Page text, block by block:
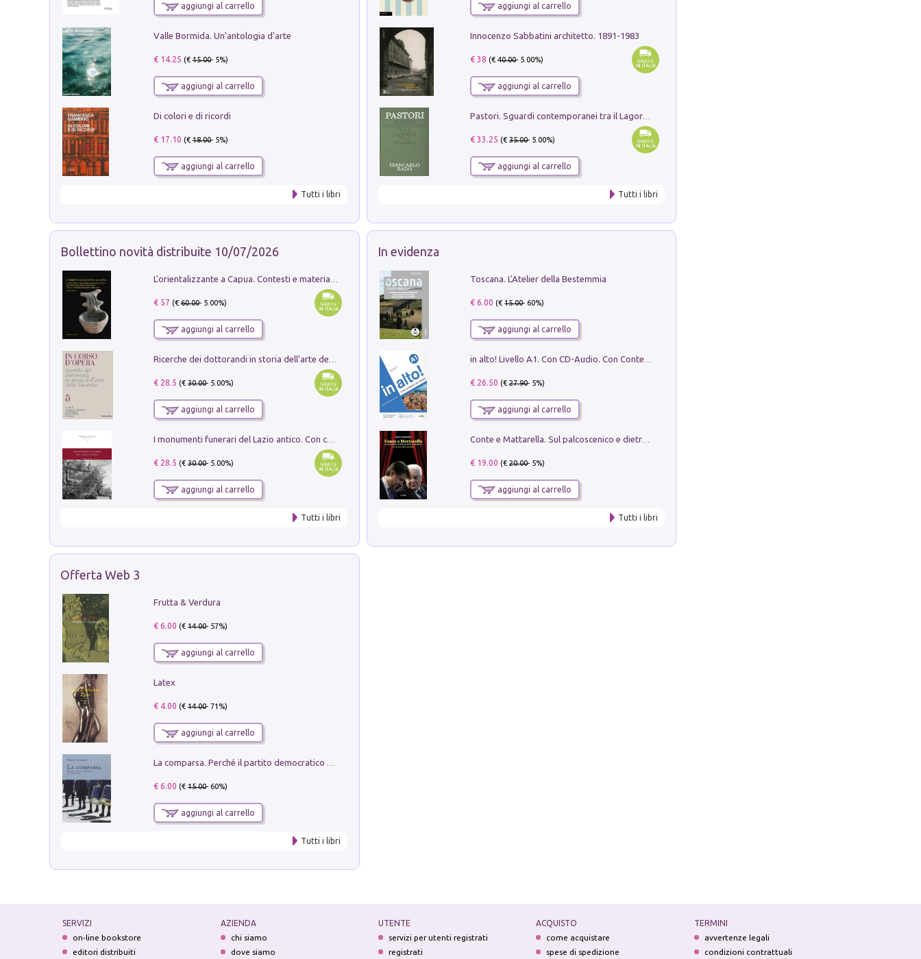
aggiungi al carrello
Valle Bormida. Un'antologia d'arte
€ 14.25 (€15.00- 5%)
aggiungi al carrello
Di colori e di ricordi
€ 17.10 (€18.00- 5%)
aggiungi al carrello
Tutti i libri
aggiungi al carrello
Innocenzo Sabbatini architetto. 1891-1983
€ 38 (€40.00- 5.00%)
aggiungi al carrello
€ 33.25 (€35.00- 5.00%)
aggiungi al carrello
Tutti i libri
Bollettino novità distribuite 10/07/2026
€ 57 (€60.00- 5.00%)
aggiungi al carrello
€ 28.5 (€30.00- 5.00%)
aggiungi al carrello
I monumenti funerari del Lazio antico. Con cartella con tavole
€ 28.5 (€30.00- 5.00%)
aggiungi al carrello
Tutti i libri
In evidenza
Toscana. L'Atelier della Bestemmia
€ 6.00 (€15.00- 60%)
aggiungi al carrello
€ 26.50 (€27.90- 5%)
aggiungi al carrello
€ 19.00 (€20.00- 5%)
aggiungi al carrello
Tutti i libri
Offerta Web 3
Frutta & Verdura
€ 6.00 (€14.00- 57%)
aggiungi al carrello
Latex
€ 4.00 (€14.00- 71%)
aggiungi al carrello
€ 6.00 (€15.00- 60%)
aggiungi al carrello
Tutti i libri
SERVIZI
on-line bookstore
editori distribuiti
AZIENDA
chi siamo
dove siamo
UTENTE
servizi per utenti registrati
registrati
ACQUISTO
come acquistare
spese di spedizione
TERMINI
avvertenze legali
condizioni contrattuali